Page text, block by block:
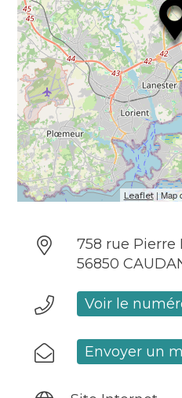
Leaflet| Map
758 rue Pierre
56850
Voir le
Envoyer un